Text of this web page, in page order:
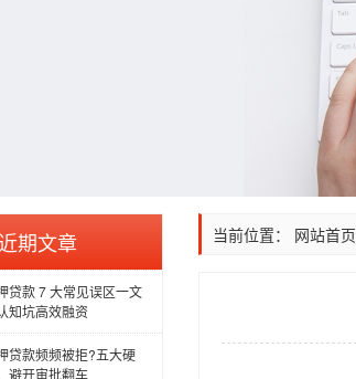
近期文章
贷款 7 大常见误区一文
知坑高效融资
贷款频频被拒?五大硬
避开审批翻车
当前位置： 网站首页